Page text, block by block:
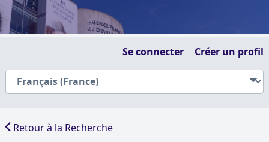
Se connecter Créer un profil
Retour à la Recherche